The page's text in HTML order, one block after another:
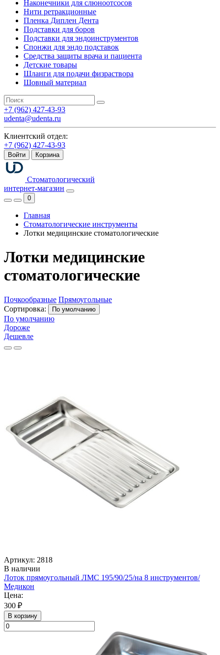
Наконечники для слюноотсосов
Нити ретракционные
Пленка Диплен Дента
Подставки для боров
Подставки для эндоинструментов
Спонжи для эндо подставок
Средства защиты врача и пациента
Детские товары
Шланги для подачи физраствора
Шовный материал
+7 (962) 427-43-93
udenta@udenta.ru
Клиентский отдел:
+7 (962) 427-43-93
Войти Корзина
Стоматологический
интернет-магазин
0
Главная
Стоматологические инструменты
Лотки медицинские стоматологические
Лотки медицинские
стоматологические
Почкообразные Прямоугольные
Сортировка:
По умолчанию
По умолчанию
Дороже
Дешевле
Артикул: 2818
В наличии
Лоток прямоугольный ЛМС 195/90/25/на 8 инструментов/
Медикон
Цена:
300 ₽
В корзину